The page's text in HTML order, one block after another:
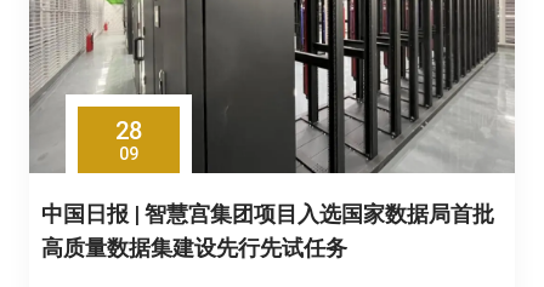
28
09
中国日报 | 智慧宫集团项目入选国家数据局首批
高质量数据集建设先行先试任务